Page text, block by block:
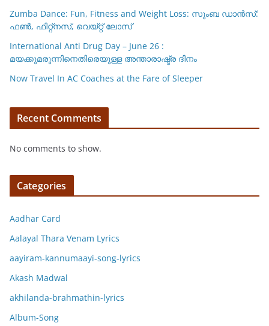
Zumba Dance: Fun, Fitness and Weight Loss: സുംബ ഡാൻസ്:
ഫണ്‍, ഫിറ്റ്നസ്, വെയ്റ്റ് ലോസ്
International Anti Drug Day – June 26 :
മയക്കുമരുന്നിനെതിരെയുള്ള അന്താരാഷ്ട്ര ദിനം
Now Travel In AC Coaches at the Fare of Sleeper
Recent Comments
No comments to show.
Categories
Aadhar Card
Aalayal Thara Venam Lyrics
aayiram-kannumaayi-song-lyrics
Akash Madwal
akhilanda-brahmathin-lyrics
Album-Song